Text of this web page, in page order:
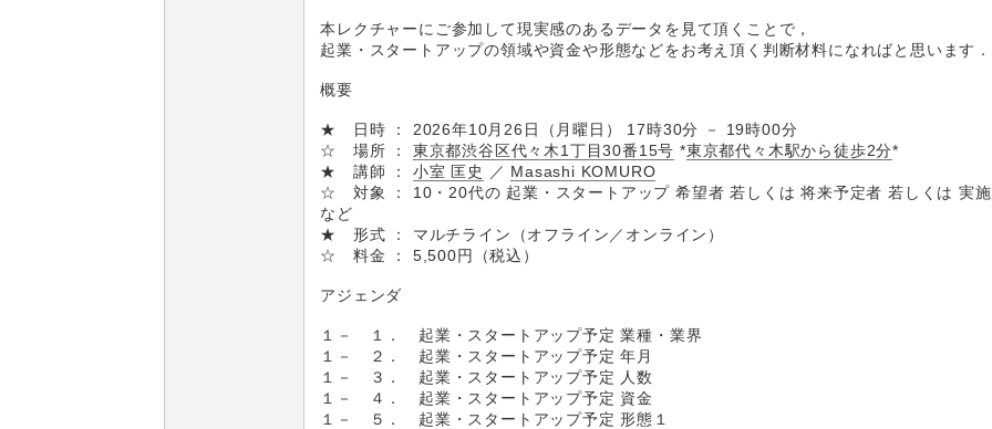
本レクチャーにご参加して現実感のあるデータを見て頂くことで，
起業・スタートアップの領域や資金や形態などをお考え頂く判断材料になればと思います．
概要
★ 日時 ： 2026年10月26日（月曜日） 17時30分 － 19時00分
☆ 場所 ： 東京都渋谷区代々木1丁目30番15号 *東京都代々木駅から徒歩2分*
★ 講師 ： 小室 匡史 ／ Masashi KOMURO
☆ 対象 ： 10・20代の 起業・スタートアップ 希望者 若しくは 将来予定者 若しくは 実
など
★ 形式 ： マルチライン（オフライン／オンライン）
☆ 料金 ： 5,500円（税込）
アジェンダ
１－ １． 起業・スタートアップ予定 業種・業界
１－ ２． 起業・スタートアップ予定 年月
１－ ３． 起業・スタートアップ予定 人数
１－ ４． 起業・スタートアップ予定 資金
１－ ５． 起業・スタートアップ予定 形態１